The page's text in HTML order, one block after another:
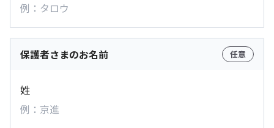
保護者さまのお名前 任意
姓